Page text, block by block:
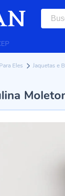
Para Eles Jaquetas e